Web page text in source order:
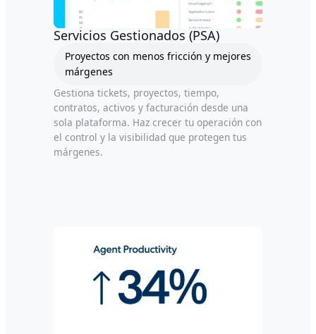
Servicios Gestionados (PSA)
Proyectos con menos fricción y mejores
márgenes
Gestiona tickets, proyectos, tiempo,
contratos, activos y facturación desde una
sola plataforma. Haz crecer tu operación con
el control y la visibilidad que protegen tus
márgenes.